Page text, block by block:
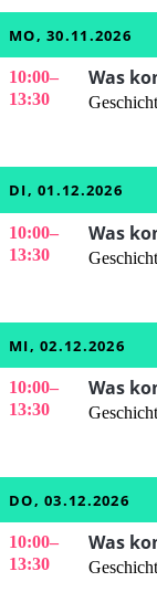
MO, 30.11.2026
10:00–
13:30
Was
DI, 01.12.2026
10:00–
13:30
Was
MI, 02.12.2026
10:00–
13:30
Was
DO, 03.12.2026
10:00–
13:30
Was